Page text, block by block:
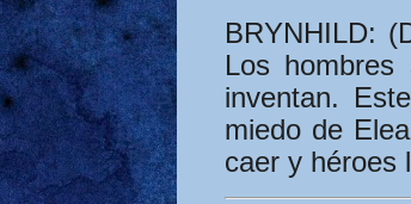
BRYNHILD:
Los
inventan.
miedo de
caer y héroes